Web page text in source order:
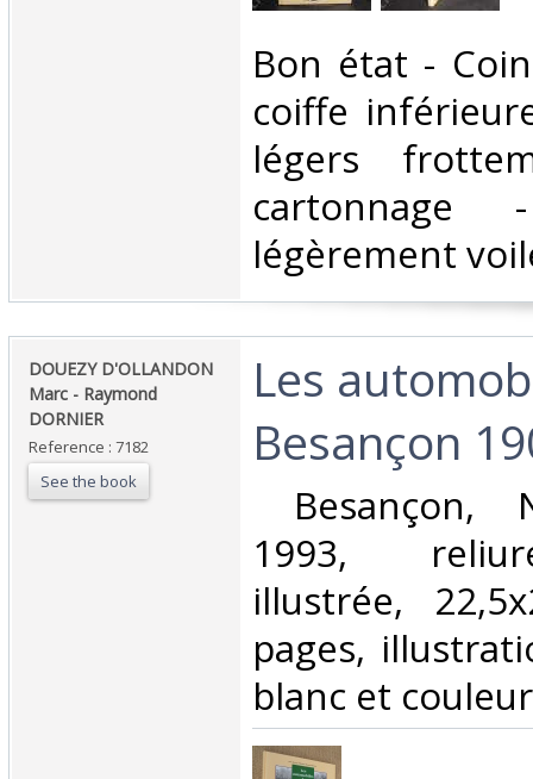
‎Bon état -
coiffe
légers
légèrement
‎DOUEZY D'OLLANDON
Marc - Raymond
DORNIER‎
Reference : 7182
See the book
‎Les
Besançon
Besançon,
1993,
illustrée,
pages,
blanc et